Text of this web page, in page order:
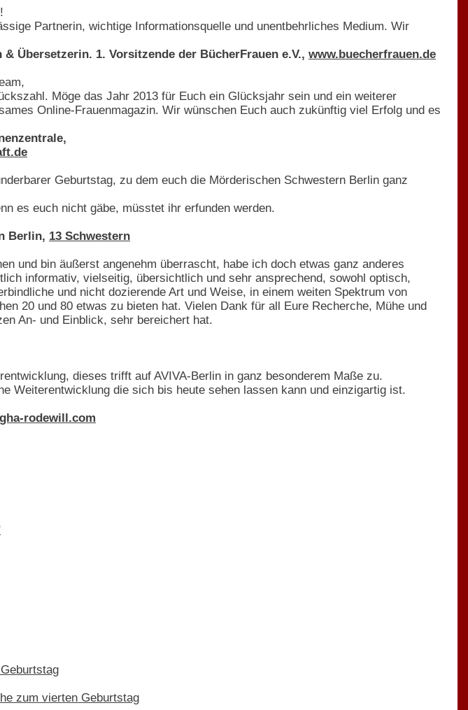
Partnerin, wichtige Informationsquelle und unentbehrliches Medium. Wir
Übersetzerin. 1. Vorsitzende der BücherFrauen e.V., www.buecherfrauen.de
Möge das Jahr 2013 für Euch ein Glücksjahr sein und ein weiterer
Online-Frauenmagazin. Wir wünschen Euch auch zukünftig viel Erfolg und es
Geburtstag, zu dem euch die Mörderischen Schwestern Berlin ganz
es euch nicht gäbe, müsstet ihr erfunden werden.
Berlin, 13 Schwestern
und bin äußerst angenehm überrascht, habe ich doch etwas ganz anderes
informativ, vielseitig, übersichtlich und sehr ansprechend, sowohl optisch,
und nicht dozierende Art und Weise, in einem weiten Spektrum von
20 und 80 etwas zu bieten hat. Vielen Dank für all Eure Recherche, Mühe und
An- und Einblick, sehr bereichert hat.
dieses trifft auf AVIVA-Berlin in ganz besonderem Maße zu.
Weiterentwicklung die sich bis heute sehen lassen kann und einzigartig ist.
rodewill.com
zum vierten Geburtstag